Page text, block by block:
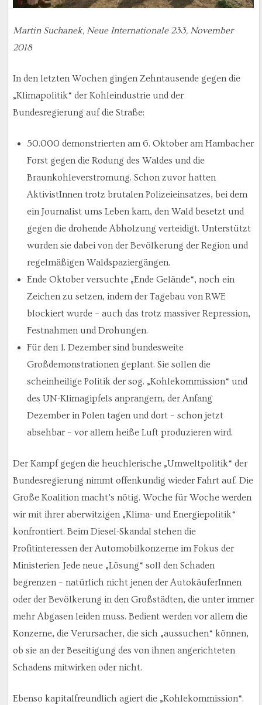
Martin Suchanek, Neue Internationale 233, November
2018
In den letzten Wochen gingen Zehntausende gegen die
„Klimapolitik“ der Kohleindustrie und der
Bundesregierung auf die Straße:
50.000 demonstrierten am 6. Oktober am Hambacher
Forst gegen die Rodung des Waldes und die
Braunkohleverstromung. Schon zuvor hatten
AktivistInnen trotz brutalen Polizeieinsatzes, bei dem
ein Journalist ums Leben kam, den Wald besetzt und
gegen die drohende Abholzung verteidigt. Unterstützt
wurden sie dabei von der Bevölkerung der Region und
regelmäßigen Waldspaziergängen.
Ende Oktober versuchte „Ende Gelände“, noch ein
Zeichen zu setzen, indem der Tagebau von RWE
blockiert wurde – auch das trotz massiver Repression,
Festnahmen und Drohungen.
Für den 1. Dezember sind bundesweite
Großdemonstrationen geplant. Sie sollen die
scheinheilige Politik der sog. „Kohlekommission“ und
des UN-Klimagipfels anprangern, der Anfang
Dezember in Polen tagen und dort – schon jetzt
absehbar – vor allem heiße Luft produzieren wird.
Der Kampf gegen die heuchlerische „Umweltpolitik“ der
Bundesregierung nimmt offenkundig wieder Fahrt auf. Die
Große Koalition macht’s nötig. Woche für Woche werden
wir mit ihrer aberwitzigen „Klima- und Energiepolitik“
konfrontiert. Beim Diesel-Skandal stehen die
Profitinteressen der Automobilkonzerne im Fokus der
Ministerien. Jede neue „Lösung“ soll den Schaden
begrenzen – natürlich nicht jenen der AutokäuferInnen
oder der Bevölkerung in den Großstädten, die unter immer
mehr Abgasen leiden muss. Bedient werden vor allem die
Konzerne, die Verursacher, die sich „aussuchen“ können,
ob sie an der Beseitigung des von ihnen angerichteten
Schadens mitwirken oder nicht.
Ebenso kapitalfreundlich agiert die „Kohlekommission“.